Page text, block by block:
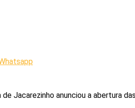
Jacarezinho anunciou a abertura